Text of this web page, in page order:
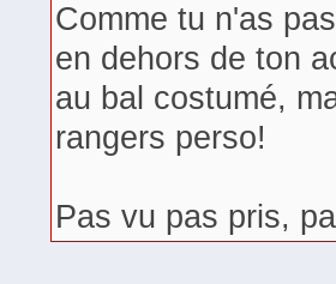
Comme tu n'as
en dehors de ton
au bal costumé,
rangers perso!
Pas vu pas pris,